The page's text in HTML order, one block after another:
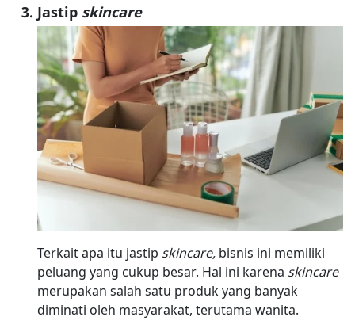
Jastip skincare
Terkait apa itu jastip skincare, bisnis ini memiliki
peluang yang cukup besar. Hal ini karena skincare
merupakan salah satu produk yang banyak
diminati oleh masyarakat, terutama wanita.